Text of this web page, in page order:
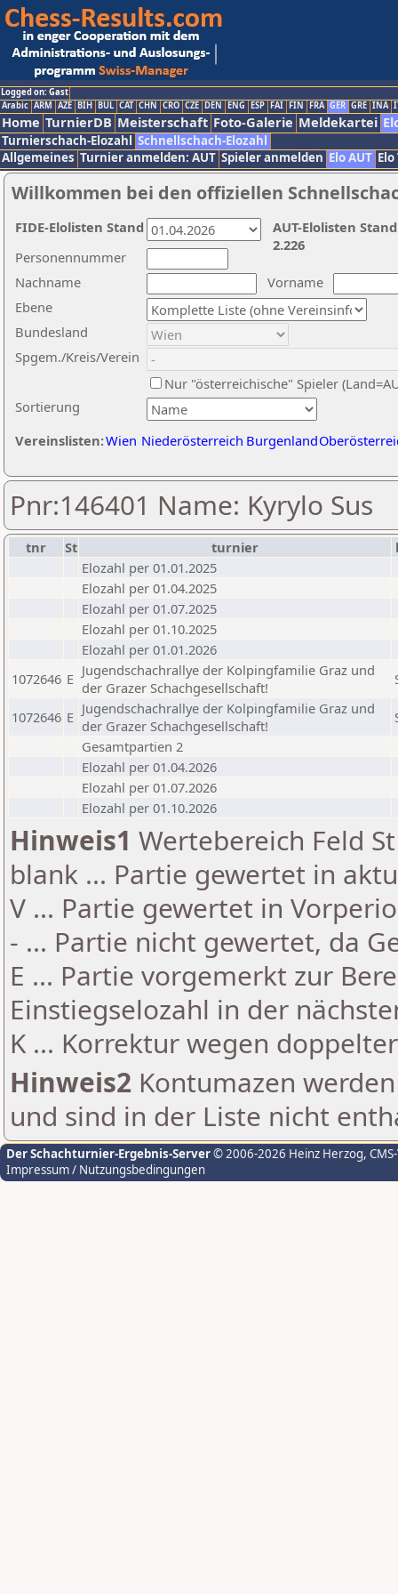
Logged on: Gast
Arabic ARM AZE BIH BUL CAT CHN CRO CZE DEN ENG ESP FAI FIN FRA GER GRE INA
Home TurnierDB Meisterschaft Foto-Galerie Meldekartei
Turnierschach-Elozahl Schnellschach-Elozahl
Allgemeines Turnier anmelden: AUT Spieler anmelden Elo AUT
Willkommen bei den offiziellen
Nachname
Vorname
Ebene
Sortierung
Personennummer
Bundesland
Spgem./Kreis/Verein
Nur "österreichische" Spieler
Vereinslisten:Wien Niederösterreich Burgenland
AUT-Elolisten
2.226
FIDE-Elolisten Stand
Pnr:146401 Name: Kyrylo Sus
tnr St turnier
Elozahl per 01.01.2025
Elozahl per 01.04.2025
Elozahl per 01.07.2025
Elozahl per 01.10.2025
Elozahl per 01.01.2026
1072646 E Jugendschachrallye der Kolpingfamilie Graz und
der Grazer Schachgesellschaft!
1072646 E Jugendschachrallye der Kolpingfamilie Graz und
der Grazer Schachgesellschaft!
Gesamtpartien 2
Elozahl per 01.04.2026
Elozahl per 01.07.2026
Elozahl per 01.10.2026
Hinweis1 Wertebereich Feld
blank ... Partie gewertet in
V ... Partie gewertet in
- ... Partie nicht gewertet, da
E ... Partie vorgemerkt zur
Einstiegselozahl in der
K ... Korrektur wegen
Hinweis2 Kontumazen
und sind in der Liste nicht
Der Schachturnier-Ergebnis-Server© 2006-2026 Heinz Herzog,
Impressum / Nutzungsbedingungen